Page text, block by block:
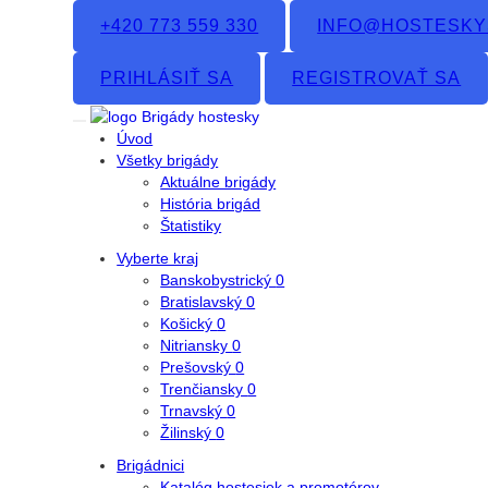
+420 773 559 330
PRIHLÁSIŤ SA REGISTROVAŤ SA
Úvod
Všetky brigády
Aktuálne brigády
História brigád
Štatistiky
Vyberte kraj
Banskobystrický0
Bratislavský0
Košický0
Nitriansky0
Prešovský0
Trenčiansky0
Trnavský0
Žilinský0
Brigádnici